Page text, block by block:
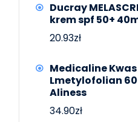
Ducray
krem spf 50+
20.93zł
Medicaline
Lmetylofolian
Aliness
34.90zł